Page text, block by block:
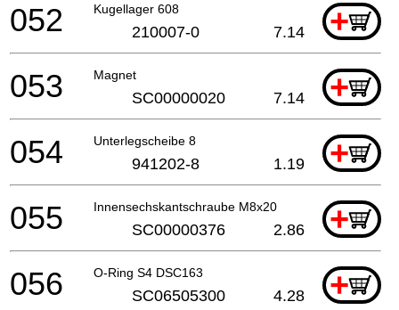
Kugellager 608 +
052 210007-0 7.14
Magnet +
053 SC00000020 7.14
Unterlegscheibe 8 +
054 941202-8 1.19
Innensechskantschraube M8x20 +
055 SC00000376 2.86
O-Ring S4 DSC163 +
056 SC06505300 4.28